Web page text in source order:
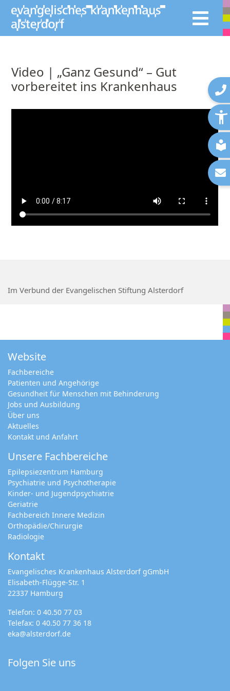
Video | „Ganz Gesund“ – Gut
vorbereitet ins Krankenhaus
Im Verbund der Evangelischen Stiftung Alsterdorf
Website
Fachbereiche
Patienten und Angehörige
Gesundheit für Menschen mit Behinderung
Jobs und Ausbildung
Über uns
Aktuelles
Kontakt und Anfahrt
Unsere Fachbereiche
Epilepsiezentrum Hamburg
Psychiatrie und Psychotherapie
Kinder- und Jugendpsychiatrie
Geriatrie
Fachbereich Innere Medizin
Orthopädie/Chirurgie
Radiologie
Kontakt
Evangelisches Krankenhaus Alsterdorf gGmbH
Elisabeth-Flügge-Str. 1
22337 Hamburg
Telefon: 0 40.50 77 03
Telefax: 0 40.50 77 36 18
eka@alsterdorf.de
Folgen Sie uns